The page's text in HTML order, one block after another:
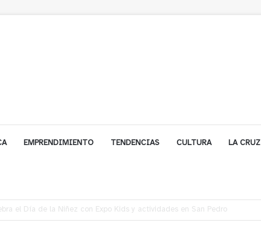
EMPRENDIMIENTO TENDENCIAS CULTURA LA CRUZ
inversión de más de $125 millones para mejorar el sector El Polígono